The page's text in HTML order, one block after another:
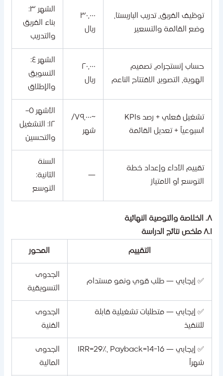
توظيف الفريق، تدريب الباريستا،
وضع القائمة والتسعير
٣٠,٠٠٠
الشهر ٣:
بناء الفريق
والتدريب
حساب إنستجرام، تصميم
الهوية، التصوير، الافتتاح الناعم
٢٠,٠٠٠
الشهر ٤:
التسويق
والإطلاق
تشغيل فعلي + رصد KPIs
أسبوعياً + تعديل القائمة
~٧٩,٠٠٠/
الأشهر ٥–
١٢: التشغيل
والتحسين
تقييم الأداء وإعداد خطة
التوسع أو الامتياز
السنة
الثانية:
التوسع
التقييم المحور
✅ إيجابي — طلب قوي ونمو مستدام
الجدوى
التسويقية
✅ إيجابي — متطلبات تشغيلية قابلة
للتنفيذ
الجدوى
الفنية
✅ إيجابي — IRR=29٪، Payback=14-16
شهراً
الجدوى
المالية